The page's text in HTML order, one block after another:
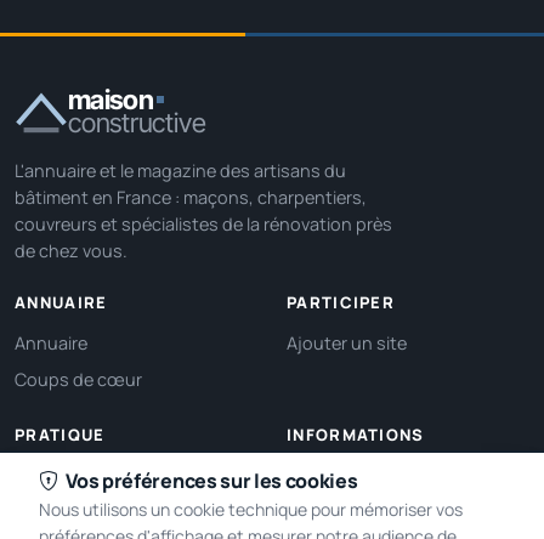
maison
constructive
L'annuaire et le magazine des artisans du
bâtiment en France : maçons, charpentiers,
couvreurs et spécialistes de la rénovation près
de chez vous.
ANNUAIRE
Annuaire
Coups de cœur
PARTICIPER
Ajouter un site
PRATIQUE
Ma localisation
Gérer mes cookies
INFORMATIONS
À propos
Contact
Vos préférences sur les cookies
Nous utilisons un cookie technique pour mémoriser vos